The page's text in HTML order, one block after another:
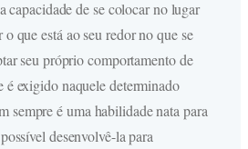
capacidade de se colocar no lugar
que está ao seu redor no que se
seu próprio comportamento de
exigido naquele determinado
sempre é uma habilidade nata para
desenvolvê-la para